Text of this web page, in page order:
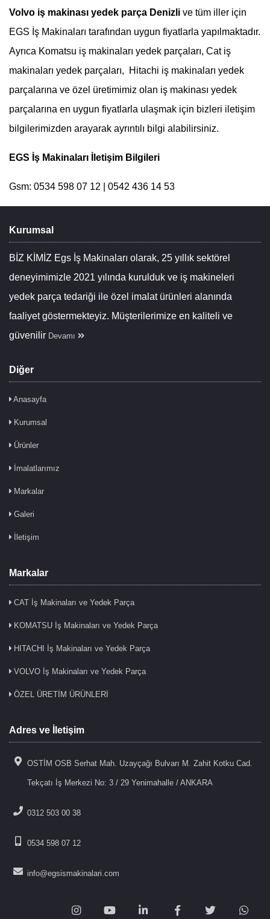
Volvo iş makinası yedek parça Denizli ve tüm iller için
EGS İş Makinaları tarafından uygun fiyatlarla yapılmaktadır.
Ayrıca Komatsu iş makinaları yedek parçaları, Cat iş
makinaları yedek parçaları, Hitachi iş makinaları yedek
parçalarına ve özel üretimimiz olan iş makinası yedek
parçalarına en uygun fiyatlarla ulaşmak için bizleri iletişim
bilgilerimizden arayarak ayrıntılı bilgi alabilirsiniz.
EGS İş Makinaları İletişim Bilgileri
Gsm: 0534 598 07 12 | 0542 436 14 53
Kurumsal
BİZ KİMİZ Egs İş Makinaları olarak, 25 yıllık sektörel
deneyimimizle 2021 yılında kurulduk ve iş makineleri
yedek parça tedariği ile özel imalat ürünleri alanında
faaliyet göstermekteyiz. Müşterilerimize en kaliteli ve
güvenilir Devamı
Diğer
Anasayfa
Kurumsal
Ürünler
İmalatlarımız
Markalar
Galeri
İletişim
Markalar
CAT İş Makinaları ve Yedek Parça
KOMATSU İş Makinaları ve Yedek Parça
HITACHI İş Makinaları ve Yedek Parça
VOLVO İş Makinaları ve Yedek Parça
ÖZEL ÜRETİM ÜRÜNLERİ
Adres ve İletişim
OSTİM OSB Serhat Mah. Uzayçağı Bulvarı M. Zahit Kotku Cad.
Tekçatı İş Merkezi No: 3 / 29 Yenimahalle / ANKARA
0312 503 00 38
0534 598 07 12
info@egsismakinalari.com